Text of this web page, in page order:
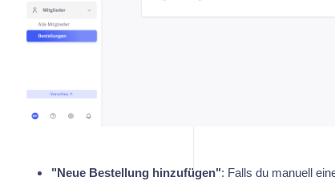
"Neue Bestellung hinzufügen": Falls du manuell